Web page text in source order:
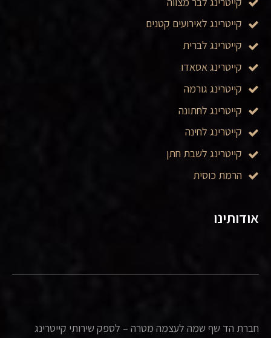
אודותינו
חברת הד שף שמה לעצמה מטרה – לספק שירותי קייטרינג
קייטרינג לאירועים קטנים
קייטרינג לברית
קייטרינג אסאדו
קייטרינג גורמה
קייטרינג לחתונה
קייטרינג לחינה
קייטרינג לשבת חתן
הרמת כוסית